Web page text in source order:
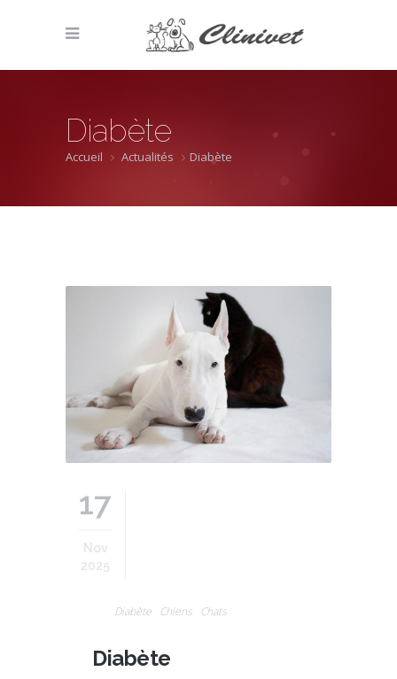
Diabète
Accueil Actualités Diabète
17
Nov
2025
Diabète Chiens Chats
Diabète